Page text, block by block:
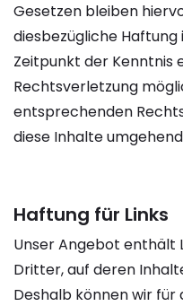
Gesetzen bleiben
diesbezügliche
Zeitpunkt der Kenntnis
Rechtsverletzung
entsprechenden
diese Inhalte
Haftung für Links
Unser Angebot enthält
Dritter, auf deren
Deshalb können wir